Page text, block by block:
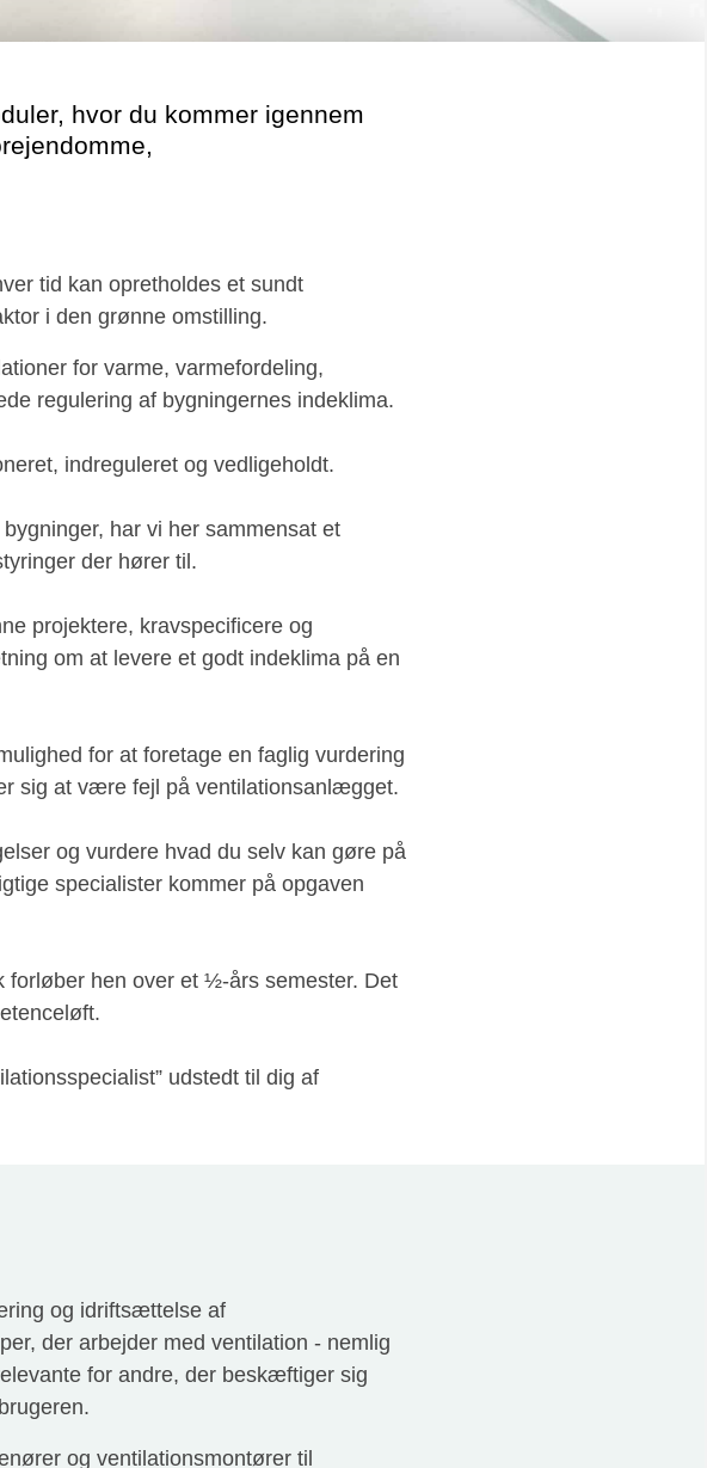
hvor du kommer igennem
tid kan opretholdes et sundt
i den grønne omstilling.
for varme, varmefordeling,
regulering af bygningernes indeklima.
indreguleret og vedligeholdt.
har vi her sammensat et
der hører til.
projektere, kravspecificere og
om at levere et godt indeklima på en
for at foretage en faglig vurdering
sig at være fejl på ventilationsanlægget.
og vurdere hvad du selv kan gøre på
specialister kommer på opgaven
hen over et ½-års semester. Det
udstedt til dig af
og idriftsættelse af
der arbejder med ventilation - nemlig
for andre, der beskæftiger sig
og ventilationsmontører til